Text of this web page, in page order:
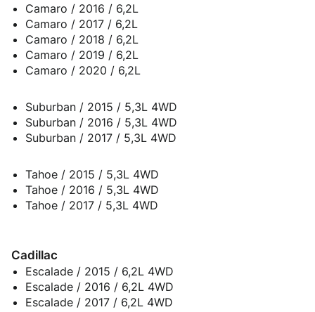
Camaro / 2016 / 6,2L
Camaro / 2017 / 6,2L
Camaro / 2018 / 6,2L
Camaro / 2019 / 6,2L
Camaro / 2020 / 6,2L
Suburban / 2015 / 5,3L 4WD
Suburban / 2016 / 5,3L 4WD
Suburban / 2017 / 5,3L 4WD
Tahoe / 2015 / 5,3L 4WD
Tahoe / 2016 / 5,3L 4WD
Tahoe / 2017 / 5,3L 4WD
Cadillac
Escalade / 2015 / 6,2L 4WD
Escalade / 2016 / 6,2L 4WD
Escalade / 2017 / 6,2L 4WD